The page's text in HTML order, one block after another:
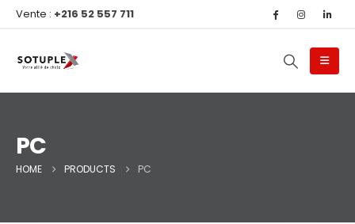
Vente : +216 52 557 711
PC
HOME PRODUCTS PC